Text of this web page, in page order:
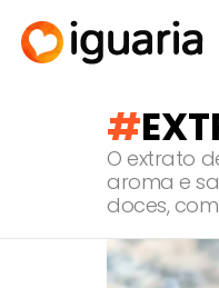
O extrato
aroma e
doces,